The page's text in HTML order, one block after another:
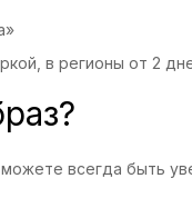
в регионы от 2
всегда быть